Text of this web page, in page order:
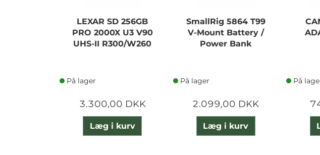
LEXAR SD 256GB
PRO 2000X U3 V90
UHS-II R300/W260
På lager
3.300,00 DKK
Læg i kurv
SmallRig 5864 T99
V-Mount Battery /
Power Bank
På lager
2.099,00 DKK
Læg i kurv
På